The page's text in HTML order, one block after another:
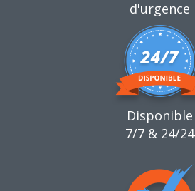
d'urgence
Disponible
7/7 & 24/24